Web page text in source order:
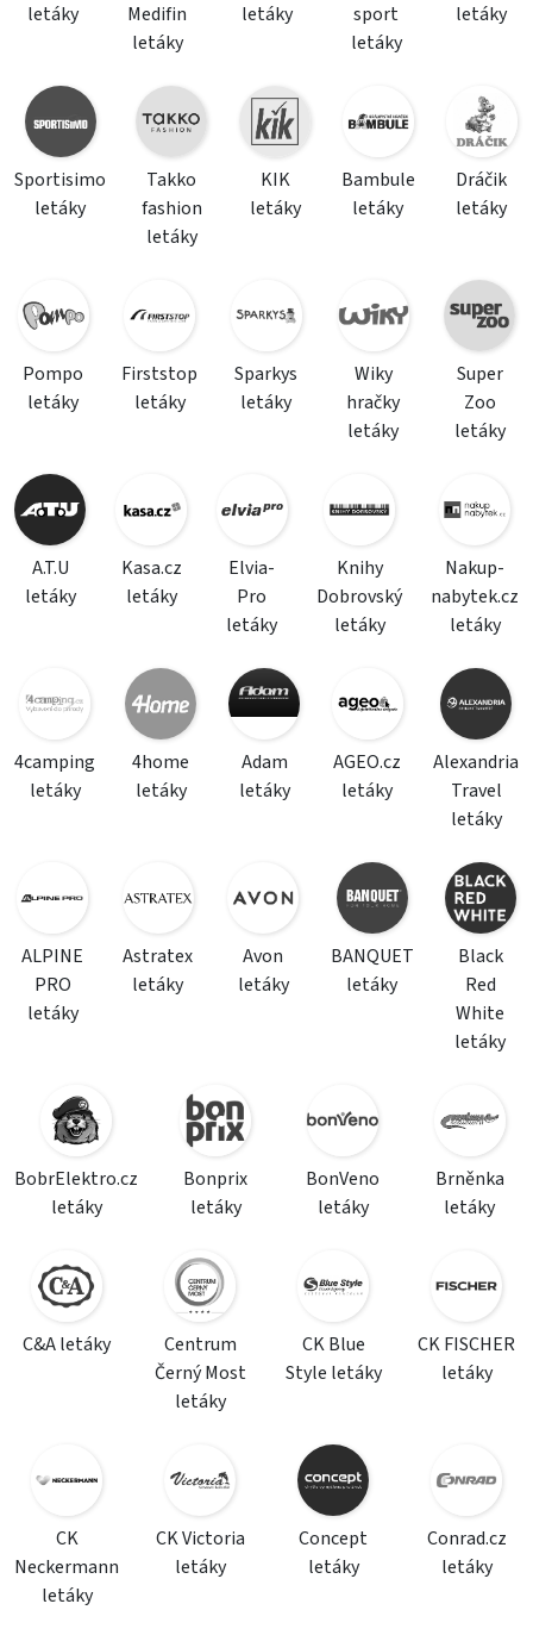
letáky
Medifin
letáky
letáky
sport
letáky
letáky
Sportisimo
letáky
Takko
fashion
letáky
KIK
letáky
Bambule
letáky
Dráčik
letáky
Pompo
letáky
Firststop
letáky
Sparkys
letáky
Wiky
hračky
letáky
Super
Zoo
letáky
A.T.U
letáky
Kasa.cz
letáky
Elvia-
Pro
letáky
Knihy
Dobrovský
letáky
Nakup-
nabytek.cz
letáky
4camping
letáky
4home
letáky
Adam
letáky
AGEO.cz
letáky
Alexandria
Travel
letáky
ALPINE
PRO
letáky
Astratex
letáky
Avon
letáky
BANQUET
letáky
Black
Red
White
letáky
BobrElektro.cz
letáky
Bonprix
letáky
BonVeno
letáky
Brněnka
letáky
C&A letáky
Centrum
Černý Most
letáky
CK Blue
Style letáky
CK FISCHER
letáky
CK
Neckermann
letáky
CK Victoria
letáky
Concept
letáky
Conrad.cz
letáky